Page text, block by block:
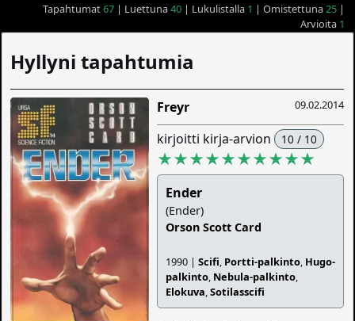
Tapahtumat67| Luettuna40| Lukulistalla 1 | Omistettuna25|
Arvioita 1
Hyllyni tapahtumia
09.02.2014
Freyr
kirjoitti kirja-arvion 10 / 10
★★★★★★★★★★
Ender
(Ender)
Orson Scott Card
1990 |Scifi, Portti-palkinto, Hugo-
palkinto, Nebula-palkinto,
Elokuva,Sotilasscifi